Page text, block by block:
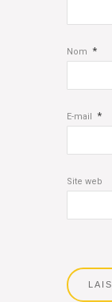
Nom *
E-mail *
Site web